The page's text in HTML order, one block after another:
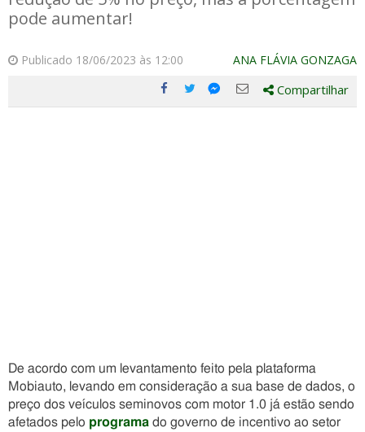
pode aumentar!
Publicado 18/06/2023 às 12:00 ANA FLÁVIA GONZAGA
Compartilhe
Compartilhe
Compartilhe
Compartilhe
Compartilhar
De acordo com um levantamento feito pela plataforma
Mobiauto, levando em consideração a sua base de dados, o
preço dos veículos seminovos com motor 1.0 já estão sendo
afetados pelo programa do governo de incentivo ao setor